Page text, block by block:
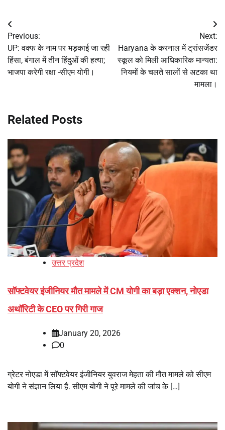
Post
navigation
Previous:
UP: वक्फ के नाम पर भड़काई जा रही
हिंसा, बंगाल में तीन हिंदुओं की हत्या;
भाजपा करेगी रक्षा -सीएम योगी।
Next:
Haryana के करनाल में ट्रांसजेंडर
स्कूल को मिली आधिकारिक मान्यता:
नियमों के चलते सालों से अटका था
मामला।
Related Posts
उत्तर प्रदेश
सॉफ्टवेयर इंजीनियर मौत मामले में CM योगी का बड़ा एक्शन, नोएडा
अथॉरिटी के CEO पर गिरी गाज
January 20, 2026
0
ग्रेटर नोएडा में सॉफ्टवेयर इंजीनियर युवराज मेहता की मौत मामले को सीएम
योगी ने संज्ञान लिया है. सीएम योगी ने पूरे मामले की जांच के […]